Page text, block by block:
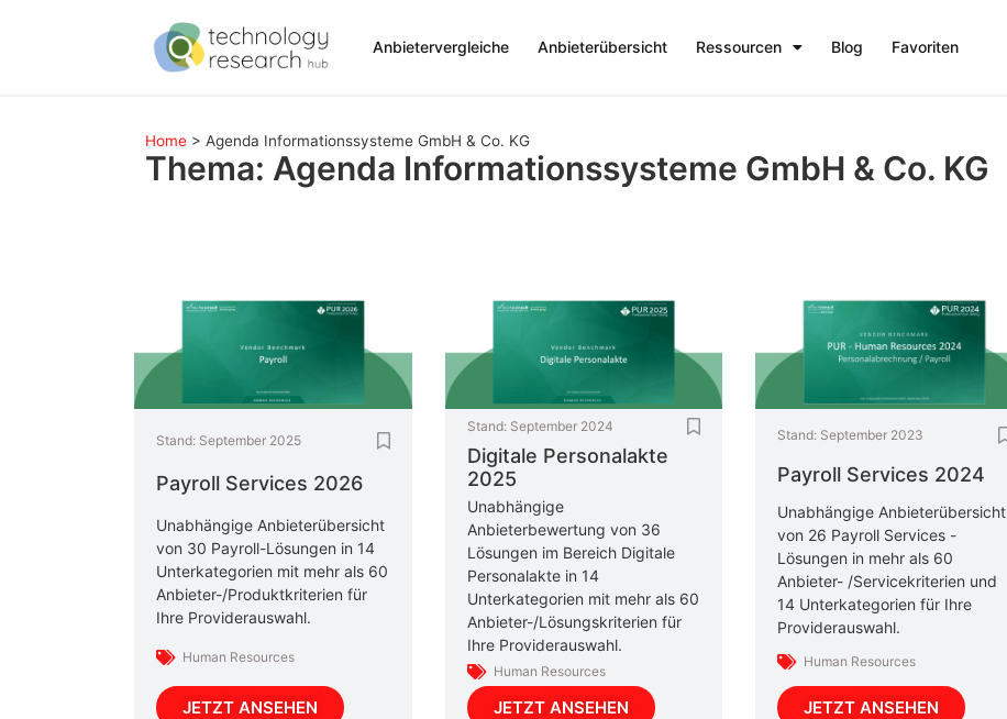
Anbietervergleiche Anbieterübersicht Ressourcen Blog Favoriten
Home > Agenda Informationssysteme GmbH & Co. KG
Thema: Agenda Informationssysteme GmbH & Co. KG
Stand: September 2025
Payroll Services 2026
Unabhängige Anbieterübersicht
von 30 Payroll-Lösungen in 14
Unterkategorien mit mehr als 60
Anbieter-/Produktkriterien für
Ihre Providerauswahl.
Human Resources
JETZT ANSEHEN
Stand: September 2024
Digitale Personalakte
2025
Unabhängige
Anbieterbewertung von 36
Lösungen im Bereich Digitale
Personalakte in 14
Unterkategorien mit mehr als 60
Anbieter-/Lösungskriterien für
Ihre Providerauswahl.
Human Resources
JETZT ANSEHEN
Stand: September 2023
Payroll Services 2024
Unabhängige Anbieterübersicht
von 26 Payroll Services -
Lösungen in mehr als 60
Anbieter- /Servicekriterien und
14 Unterkategorien für Ihre
Providerauswahl.
Human Resources
JETZT ANSEHEN